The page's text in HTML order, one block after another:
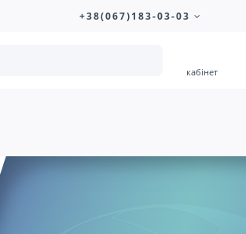
+38(067)183-03-03
кабінет